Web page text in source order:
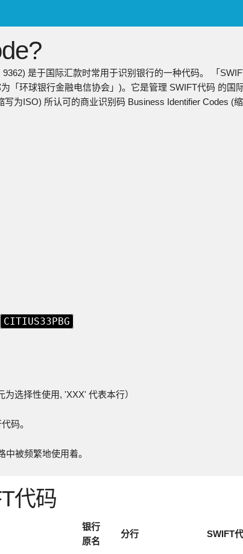
繁中
是于国际汇款时常用于识别银行的一种代码。 「
「环球银行金融电信协会」)。它是管理 SWIFT代码 的国
写为ISO) 所认可的商业识别码 Business Identifier Codes (
CITIUS33PBG
选择性使用, 'XXX' 代表本行）
码。
中被频繁地使用着。
代码
银行
原名
分行 SWIFT